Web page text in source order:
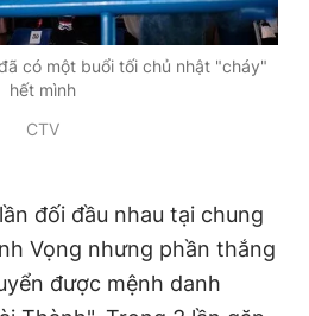
có một buổi tối chủ nhật "cháy"
hết mình
CTV
đối đầu nhau tại chung
Vọng nhưng phần thắng
được mệnh danh